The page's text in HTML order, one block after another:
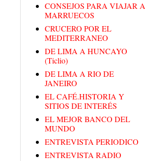
CONSEJOS PARA VIAJAR A
MARRUECOS
CRUCERO POR EL
MEDITERRANEO
DE LIMA A HUNCAYO
(Ticlio)
DE LIMA A RIO DE
JANEIRO
EL CAFÉ.HISTORIA Y
SITIOS DE INTERÉS
EL MEJOR BANCO DEL
MUNDO
ENTREVISTA PERIODICO
ENTREVISTA RADIO